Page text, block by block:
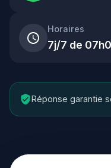
Horaires
7j/7 de
Réponse garantie